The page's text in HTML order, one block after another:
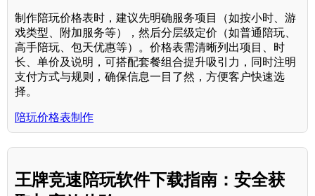
制作陪玩价格表时，建议先明确服务项目（如按小时、游
戏类型、附加服务等），然后分层级定价（如普通陪玩、
高手陪玩、包天优惠等）。价格表需清晰列出项目、时
长、单价及说明，可搭配套餐组合提升吸引力，同时注明
支付方式与规则，确保信息一目了然，方便客户快速选
择。
陪玩价格表制作
王牌竞速陪玩软件下载指南：安全获